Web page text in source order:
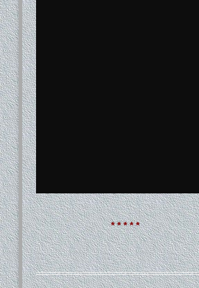
* * * * *